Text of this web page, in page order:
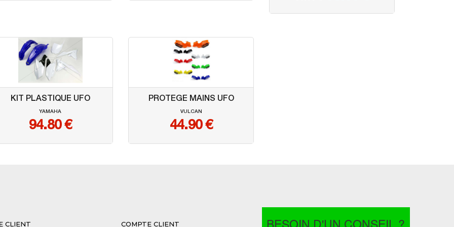
KIT PLASTIQUE UFO
YAMAHA
94.80€
PROTEGE MAINS UFO
VULCAN
44.90€
CLIENT COMPTE CLIENT BESOIN D'UN CONSEIL ?